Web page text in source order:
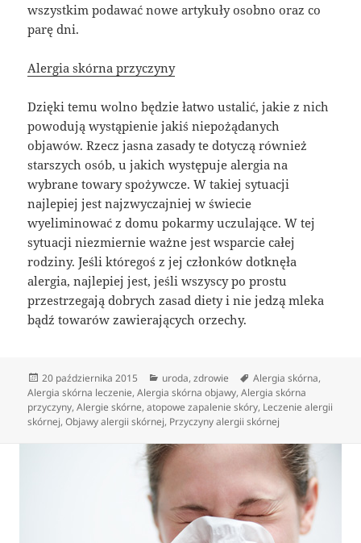
wszystkim podawać nowe artykuły osobno oraz co
parę dni.
Alergia skórna przyczyny
Dzięki temu wolno będzie łatwo ustalić, jakie z nich
powodują wystąpienie jakiś niepożądanych
objawów. Rzecz jasna zasady te dotyczą również
starszych osób, u jakich występuje alergia na
wybrane towary spożywcze. W takiej sytuacji
najlepiej jest najzwyczajniej w świecie
wyeliminować z domu pokarmy uczulające. W tej
sytuacji niezmiernie ważne jest wsparcie całej
rodziny. Jeśli któregoś z jej członków dotknęła
alergia, najlepiej jest, jeśli wszyscy po prostu
przestrzegają dobrych zasad diety i nie jedzą mleka
bądź towarów zawierających orzechy.
Data
publikacji
20 października 2015 Kategorie
uroda,zdrowie Tagi
Alergia skórna,
Alergia skórna leczenie,Alergia skórna objawy,Alergia skórna
przyczyny,Alergie skórne,atopowe zapalenie skóry, Leczenie alergii
skórnej,Objawy alergii skórnej, Przyczyny alergii skórnej